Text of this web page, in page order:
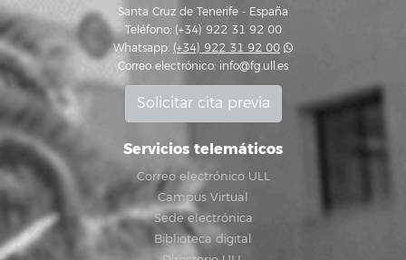
Santa Cruz de Tenerife - España
Teléfono: (+34) 922 31 92 00
Whatsapp: (+34) 922 31 92 00
Correo electrónico: info@fg.ull.es
Solicitar cita previa
Servicios telemáticos
Correo electrónico ULL
Campus Virtual
Sede electrónica
Biblioteca digital